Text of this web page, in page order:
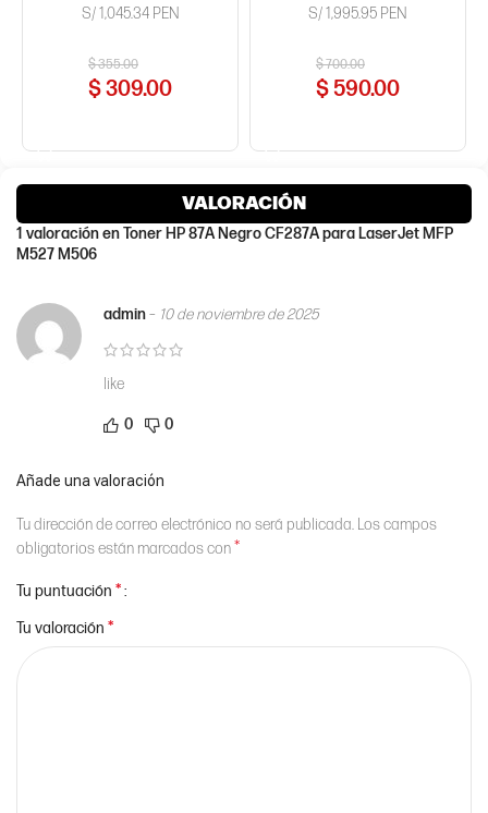
$355.00
$309.00
S/ 1,045.34 PEN
$700.00
$590.00
S/ 1,995.95 PEN
VALORACIÓN
1 valoración enToner HP 87A Negro CF287A para LaserJet MFP
M527 M506
admin– 10 de noviembre de 2025
like
0 0
Añade una valoración
Tu dirección de correo electrónico no será publicada. Los campos
obligatorios están marcados con*
Tu puntuación *
Tu valoración *